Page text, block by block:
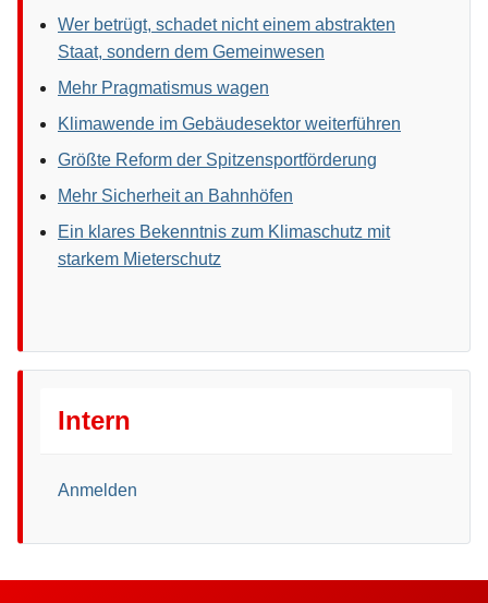
Wer betrügt, schadet nicht einem abstrakten
Staat, sondern dem Gemeinwesen
Mehr Pragmatismus wagen
Klimawende im Gebäudesektor weiterführen
Größte Reform der Spitzensportförderung
Mehr Sicherheit an Bahnhöfen
Ein klares Bekenntnis zum Klimaschutz mit
starkem Mieterschutz
Intern
Anmelden